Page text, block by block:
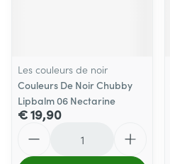
Les couleurs de noir
Couleurs De Noir Chubby
Lipbalm 06 Nectarine
€ 19,90